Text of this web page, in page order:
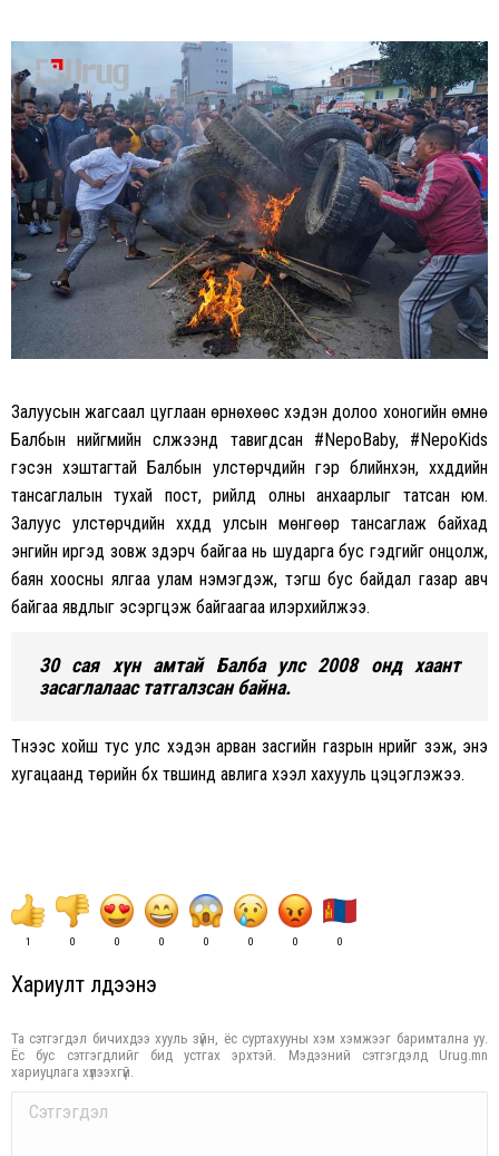
Залуусын жагсаал цуглаан өрнөхөөс хэдэн долоо хоногийн өмнө
Балбын нийгмийн сүлжээнд тавигдсан #NepoBaby, #NepoKids
гэсэн хэштагтай Балбын улстөрчдийн гэр бүлийнхэн, хүүхдүүдийн
тансаглалын тухай пост, рийлүүд олны анхаарлыг татсан юм.
Залуус улстөрчдийн хүүхдүүд улсын мөнгөөр тансаглаж байхад
энгийн иргэд зовж зүдэрч байгаа нь шударга бус гэдгийг онцолж,
баян хоосны ялгаа улам нэмэгдэж, тэгш бус байдал газар авч
байгаа явдлыг эсэргүүцэж байгаагаа илэрхийлжээ.
30 сая хүн амтай Балба улс 2008 онд хаант
засаглалаас татгалзсан байна.
Түүнээс хойш тус улс хэдэн арван засгийн газрын нүүрийг үзэж, энэ
хугацаанд төрийн бүх түвшинд авлига хээл хахууль цэцэглэжээ.
1 0 0 0 0 0 0 0
Хариулт үлдээнэ үү
Та сэтгэгдэл бичихдээ хууль зүйн, ёс суртахууны хэм хэмжээг баримтална уу.
Ёс бус сэтгэгдлийг бид устгах эрхтэй. Мэдээний сэтгэгдэлд Urug.mn
хариуцлага хүлээхгүй.
Comment